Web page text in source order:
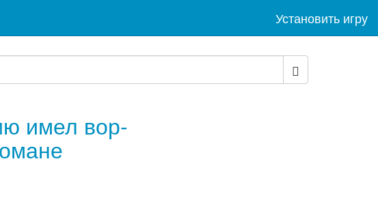
Установить игру
имел вор-